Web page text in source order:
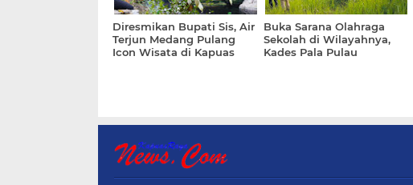
Diresmikan Bupati Sis, Air
Terjun Medang Pulang
Icon Wisata di Kapuas
Buka Sarana Olahraga
Sekolah di Wilayahnya,
Kades Pala Pulau